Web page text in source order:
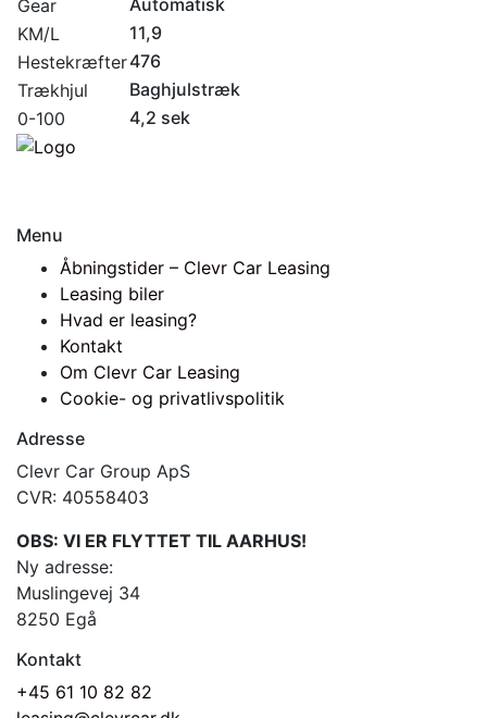
Gear
KM/L
11,9
Hestekræfter476
Trækhjul
Baghjulstræk
0-100
4,2 sek
Menu
Åbningstider – Clevr Car Leasing
Leasing biler
Hvad er leasing?
Kontakt
Om Clevr Car Leasing
Cookie- og privatlivspolitik
Adresse
Clevr Car Group ApS
CVR: 40558403
OBS: VI ER FLYTTET TIL AARHUS!
Ny adresse:
Muslingevej 34
8250 Egå
Kontakt
+45 61 10 82 82